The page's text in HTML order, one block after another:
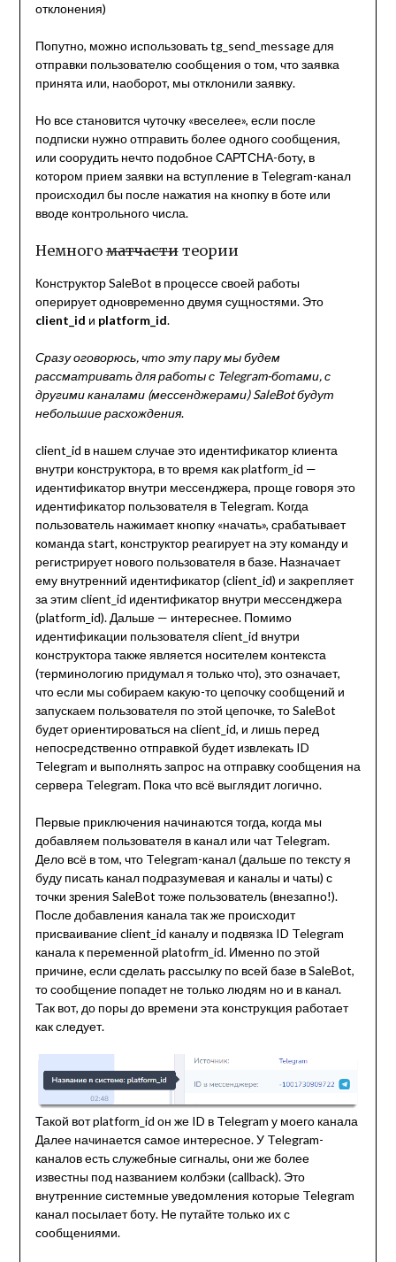
отклонения)
Попутно, можно использовать tg_send_message для
отправки пользователю сообщения о том, что заявка
принята или, наоборот, мы отклонили заявку.
Но все становится чуточку «веселее», если после
подписки нужно отправить более одного сообщения,
или соорудить нечто подобное САРТСНА-боту, в
котором прием заявки на вступление в Telegram-канал
происходил бы после нажатия на кнопку в боте или
вводе контрольного числа.
Немногоматчаститеории
Конструктор SaleBot в процессе своей работы
оперирует одновременно двумя сущностями. Это
client_id и platform_id.
Сразу оговорюсь, что эту пару мы будем
рассматривать для работы с Telegram-ботами, с
другими каналами (мессенджерами) SaleBot будут
небольшие расхождения.
client_id в нашем случае это идентификатор клиента
внутри конструктора, в то время как platform_id —
идентификатор внутри мессенджера, проще говоря это
идентификатор пользователя в Telegram. Когда
пользователь нажимает кнопку «начать», срабатывает
команда start, конструктор реагирует на эту команду и
регистрирует нового пользователя в базе. Назначает
ему внутренний идентификатор (client_id) и закрепляет
за этим client_id идентификатор внутри мессенджера
(platform_id). Дальше — интереснее. Помимо
идентификации пользователя client_id внутри
конструктора также является носителем контекста
(терминологию придумал я только что), это означает,
что если мы собираем какую-то цепочку сообщений и
запускаем пользователя по этой цепочке, то SaleBot
будет ориентироваться на client_id, и лишь перед
непосредственно отправкой будет извлекать ID
Telegram и выполнять запрос на отправку сообщения на
сервера Telegram. Пока что всё выглядит логично.
Первые приключения начинаются тогда, когда мы
добавляем пользователя в канал или чат Telegram.
Дело всё в том, что Telegram-канал (дальше по тексту я
буду писать канал подразумевая и каналы и чаты) с
точки зрения SaleBot тоже пользователь (внезапно!).
После добавления канала так же происходит
присваивание client_id каналу и подвязка ID Telegram
канала к переменной platofrm_id. Именно по этой
причине, если сделать рассылку по всей базе в SaleBot,
то сообщение попадет не только людям но и в канал.
Так вот, до поры до времени эта конструкция работает
как следует.
Такой вот platform_id он же ID в Telegram у моего канала
Далее начинается самое интересное. У Telegram-
каналов есть служебные сигналы, они же более
известны под названием колбэки (callback). Это
внутренние системные уведомления которые Telegram
канал посылает боту. Не путайте только их с
сообщениями.